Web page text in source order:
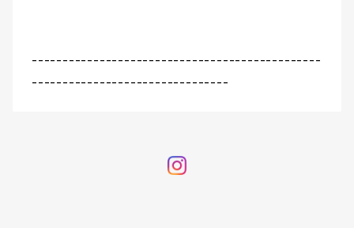
-----------------------------------------------
--------------------------------